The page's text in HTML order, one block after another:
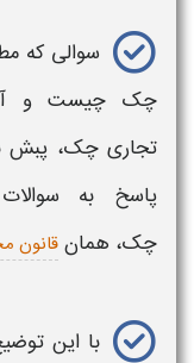
سوالی که
چکچیست و
تجاریچک، پبش
پاسخ به
چک، همان قانون
با این